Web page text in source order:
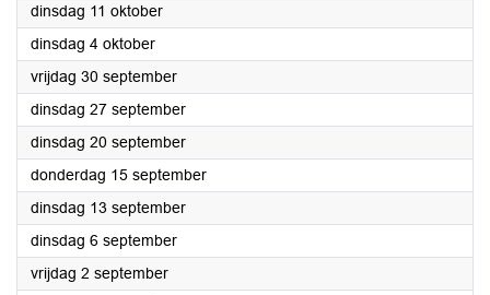
dinsdag 11 oktober2022
dinsdag 4 oktober2022
vrijdag 30 september2022
dinsdag 27 september2022
dinsdag 20 september2022
donderdag 15 september2022
dinsdag 13 september2022
dinsdag 6 september2022
vrijdag 2 september2022